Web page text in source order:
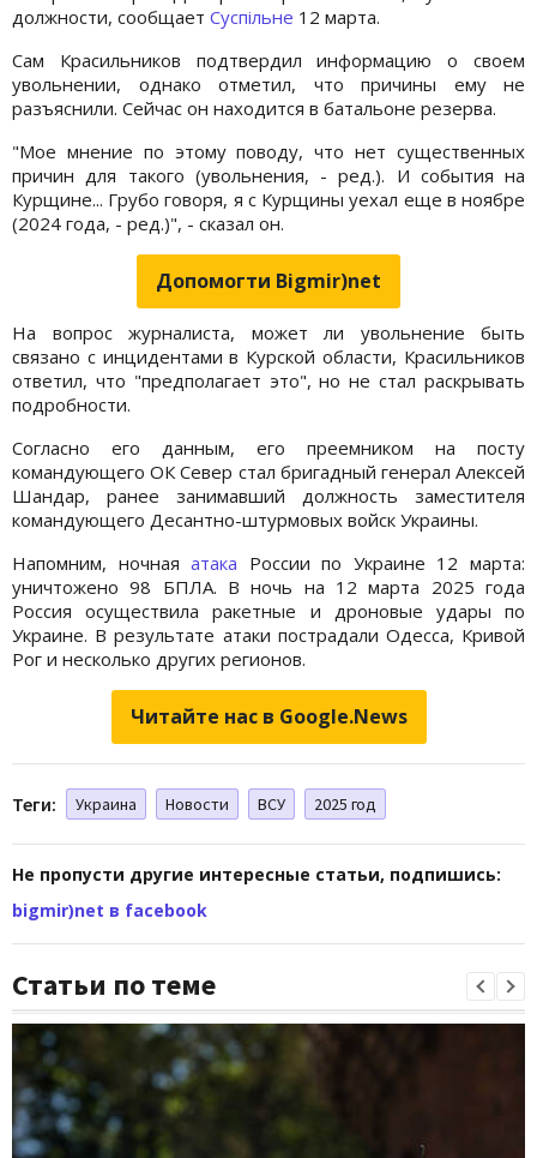
должности, сообщает Суспільне 12 марта.
Сам Красильников подтвердил информацию о своем
увольнении, однако отметил, что причины ему не
разъяснили. Сейчас он находится в батальоне резерва.
"Мое мнение по этому поводу, что нет существенных
причин для такого (увольнения, - ред.). И события на
Курщине... Грубо говоря, я с Курщины уехал еще в ноябре
(2024 года, - ред.)", - сказал он.
Допомогти Bigmir)net
На вопрос журналиста, может ли увольнение быть
связано с инцидентами в Курской области, Красильников
ответил, что "предполагает это", но не стал раскрывать
подробности.
Согласно его данным, его преемником на посту
командующего ОК Север стал бригадный генерал Алексей
Шандар, ранее занимавший должность заместителя
командующего Десантно-штурмовых войск Украины.
Напомним, ночнаяатака России по Украине 12 марта:
уничтожено 98 БПЛА. В ночь на 12 марта 2025 года
Россия осуществила ракетные и дроновые удары по
Украине. В результате атаки пострадали Одесса, Кривой
Рог и несколько других регионов.
Читайте нас в Google.News
Теги: Украина Новости ВСУ 2025 год
Не пропусти другие интересные статьи, подпишись:
bigmir)net в facebook
Статьи по теме